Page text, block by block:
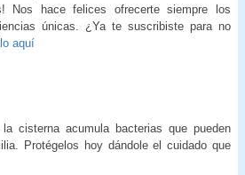
Nos hace felices ofrecerte siempre los
únicas. ¿Ya te suscribiste para no
aquí
cisterna acumula bacterias que pueden
Protégelos hoy dándole el cuidado que